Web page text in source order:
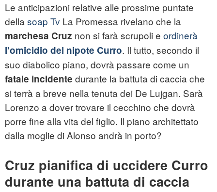
Le anticipazioni relative alle prossime puntate
della soap Tv La Promessa rivelano che la
marchesa Cruz non si farà scrupoli e ordinerà
l'omicidio del nipote Curro. Il tutto, secondo il
suo diabolico piano, dovrà passare come un
fatale incidente durante la battuta di caccia che
si terrà a breve nella tenuta dei De Lujgan. Sarà
Lorenzo a dover trovare il cecchino che dovrà
porre fine alla vita del figlio. Il piano architettato
dalla moglie di Alonso andrà in porto?
Cruz pianifica di uccidere Curro
durante una battuta di caccia